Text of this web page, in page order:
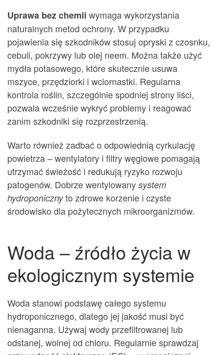
Uprawa bez chemii wymaga wykorzystania
naturalnych metod ochrony. W przypadku
pojawienia się szkodników stosuj opryski z czosnku,
cebuli, pokrzywy lub olej neem. Można także użyć
mydła potasowego, które skutecznie usuwa
mszyce, przędziorki i wciornastki. Regularna
kontrola roślin, szczególnie spodniej strony liści,
pozwala wcześnie wykryć problemy i reagować
zanim szkodniki się rozprzestrzenią.
Warto również zadbać o odpowiednią cyrkulację
powietrza – wentylatory i filtry węglowe pomagają
utrzymać świeżość i redukują ryzyko rozwoju
patogenów. Dobrze wentylowany system
hydroponicznyto zdrowe korzenie i czyste
środowisko dla pożytecznych mikroorganizmów.
Woda – źródło życia w
ekologicznym systemie
Woda stanowi podstawę całego systemu
hydroponicznego, dlatego jej jakość musi być
nienaganna. Używaj wody przefiltrowanej lub
odstanej, wolnej od chloru. Regularnie sprawdzaj